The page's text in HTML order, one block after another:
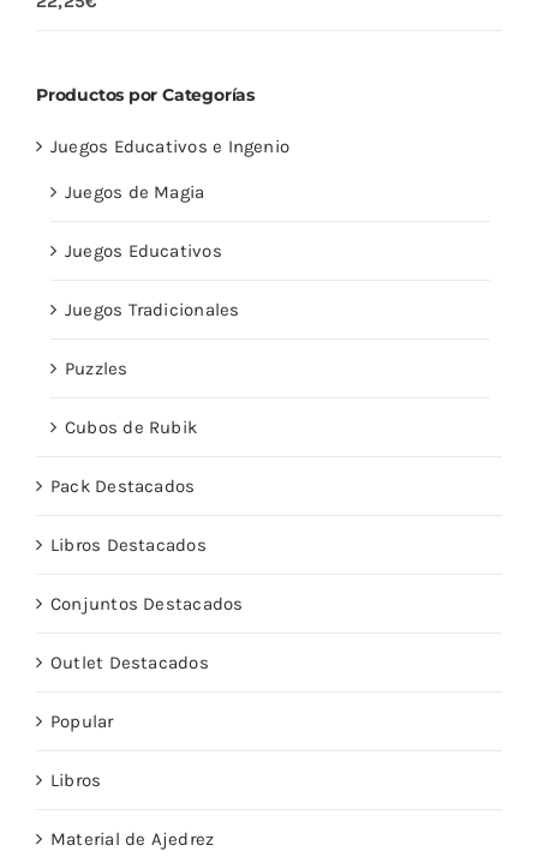
con
5.00
Productos por Categorías
Juegos Educativos e Ingenio
Juegos de Magia
Juegos Educativos
Juegos Tradicionales
Puzzles
Cubos de Rubik
Pack Destacados
Libros Destacados
Conjuntos Destacados
Outlet Destacados
Popular
Libros
Material de Ajedrez